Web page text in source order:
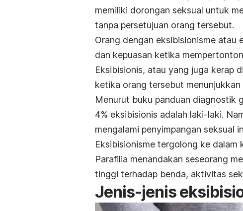
memiliki dorongan seksual untuk
tanpa persetujuan orang tersebut.
Orang dengan eksibisionisme atau
dan kepuasan ketika
Eksibisionis, atau yang juga kerap
ketika orang tersebut
Menurut buku panduan diagnostik
4% eksibisionis adalah laki-laki.
mengalami penyimpangan seksual
Eksibisionisme tergolong ke dalam
Parafilia menandakan seseorang
tinggi terhadap benda, aktivitas
Jenis-jenis